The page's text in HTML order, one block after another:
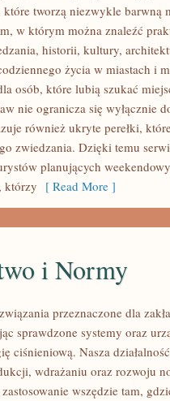
które tworzą niezwykle barwną
w którym można znaleźć
historii, kultury,
życia w miastach i
osób, które lubią szukać
nie ogranicza się wyłącznie
również ukryte perełki,
zwiedzania. Dzięki temu
planujących
którzy [ Read More ]
i Normy
przeznaczone dla
sprawdzone systemy oraz
ciśnieniową. Nasza
wdrażaniu oraz rozwoju
wszędzie tam,